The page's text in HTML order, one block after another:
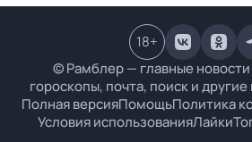
© Рамблер — главные
гороскопы, почта, поиск и
Полная версияПомощьПолитика
Условия использованияЛайки
18+